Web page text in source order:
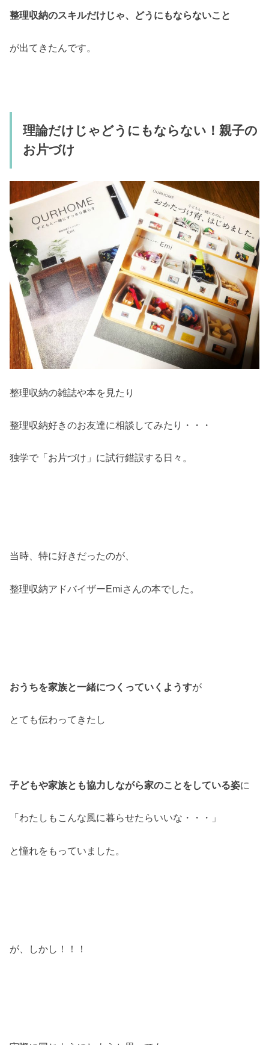
整理収納のスキルだけじゃ、どうにもならないこと
が出てきたんです。
理論だけじゃどうにもならない！親子の
お片づけ
整理収納の雑誌や本を見たり
整理収納好きのお友達に相談してみたり・・・
独学で「お片づけ」に試行錯誤する日々。
当時、特に好きだったのが、
整理収納アドバイザーEmiさんの本でした。
おうちを家族と一緒につくっていくようすが
とても伝わってきたし
子どもや家族とも協力しながら家のことをしている姿に
「わたしもこんな風に暮らせたらいいな・・・」
と憧れをもっていました。
が、しかし！！！